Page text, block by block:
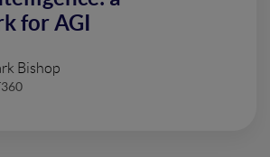
for AGI
Bishop